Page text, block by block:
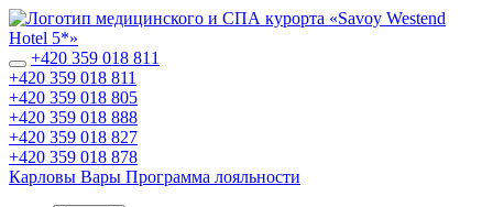
+420 359 018 811
+420 359 018 811
+420 359 018 805
+420 359 018 888
+420 359 018 827
+420 359 018 878
Карловы Вары Программа лояльности